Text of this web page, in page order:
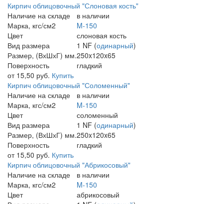
Кирпич облицовочный "Слоновая кость"
Наличие на складе
в наличии
Марка, кгс/см2
M-150
Цвет
слоновая кость
Вид размера
1 NF (одинарный)
Размер, (ВхШхГ) мм.250x120x65
Поверхность
гладкий
от 15,50 руб. Купить
Кирпич облицовочный "Соломенный"
Наличие на складе
в наличии
Марка, кгс/см2
M-150
Цвет
соломенный
Вид размера
1 NF (одинарный)
Размер, (ВхШхГ) мм.250x120x65
Поверхность
гладкий
от 15,50 руб. Купить
Кирпич облицовочный "Абрикосовый"
Наличие на складе
в наличии
Марка, кгс/см2
M-150
Цвет
абрикосовый